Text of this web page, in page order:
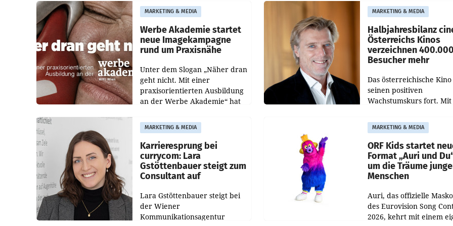
Tageszeitungen und analysiert,
welche Politikerinnen und
Politiker Österreichs die
Schwebe bleiben. Eine
Richterin setzte den
MARKETING & MEDIA
Werbe Akademie startet
neue Imagekampagne
rund um Praxisnähe
Unter dem Slogan „Näher dran
geht nicht. Mit einer
praxisorientierten Ausbildung
an der Werbe Akademie“ hat
WIFI Wien eine neue
Imagekampagne gestartet.
MARKETING & MEDIA
Halbjahresbilanz
Österreichs Kinos
verzeichnen 400.000
Besucher mehr
Das österreichische Kino
seinen positiven
Wachstumskurs fort.
und Besucher höheren
Nettoreichweite im ersten
Halbjahr 2026
MARKETING & MEDIA
Karrieresprung bei
currycom: Lara
Gstöttenbauer steigt zum
Consultant auf
Lara Gstöttenbauer steigt bei
der Wiener
Kommunikationsagentur
MARKETING & MEDIA
ORF Kids startet
Format „Auri und
um die Träume
Menschen
Auri, das offizielle
des Eurovision Song
2026, kehrt mit einem